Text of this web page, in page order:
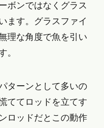
ボンではなくグラス
ます。グラスファイ
理な角度で魚を引い
。
ターンとして多いの
ててロッドを立てす
ロッドだとこの動作